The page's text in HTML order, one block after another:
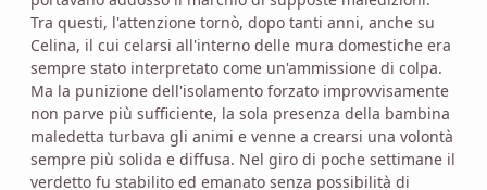
Tra questi, l'attenzione tornò, dopo tanti anni, anche su
Celina, il cui celarsi all'interno delle mura domestiche era
sempre stato interpretato come un'ammissione di colpa.
Ma la punizione dell'isolamento forzato improvvisamente
non parve più sufficiente, la sola presenza della bambina
maledetta turbava gli animi e venne a crearsi una volontà
sempre più solida e diffusa. Nel giro di poche settimane il
verdetto fu stabilito ed emanato senza possibilità di